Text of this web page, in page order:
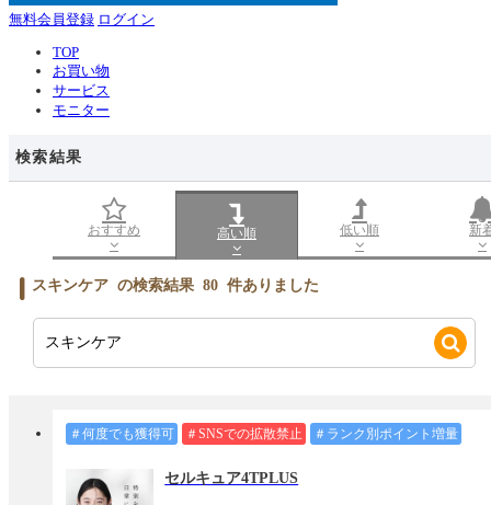
無料会員登録 ログイン
TOP
お買い物
サービス
モニター
検索結果
おすすめ 高い順 低い順 新
スキンケア の検索結果 80 件ありました
＃何度でも獲得可 ＃SNSでの拡散禁止 ＃ランク別ポイント増量
セルキュア4TPLUS